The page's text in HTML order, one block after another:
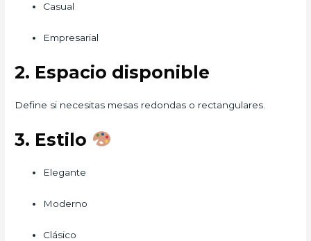
Casual
Empresarial
2. Espacio disponible
Define si necesitas mesas redondas o rectangulares.
3. Estilo
Elegante
Moderno
Clásico